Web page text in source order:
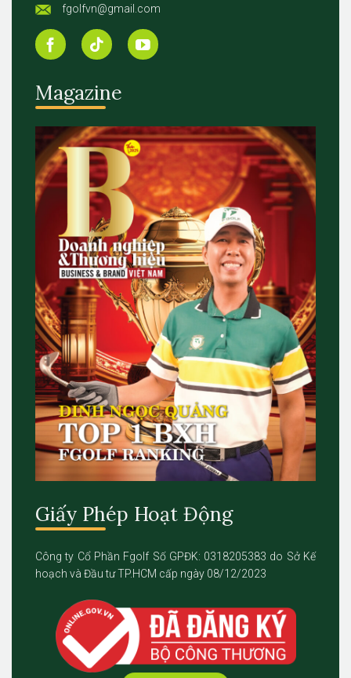
fgolfvn@gmail.com
Magazine
Giấy Phép Hoạt Động
Công ty Cổ Phần Fgolf Số GPĐK: 0318205383 do Sở Kế
hoạch và Đầu tư TP.HCM cấp ngày 08/12/2023